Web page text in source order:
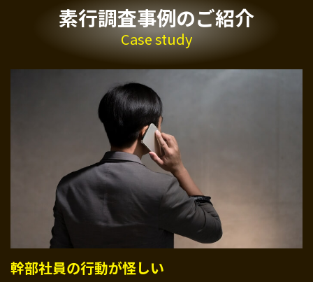
素行調査事例のご紹介
Case study
幹部社員の行動が怪しい